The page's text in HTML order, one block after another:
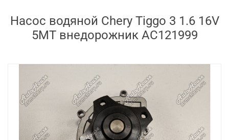
Насос водяной Chery Tiggo 3 1.6 16V
5MT внедорожник AC121999